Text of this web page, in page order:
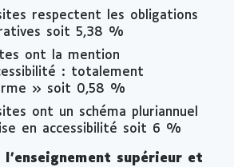
respectent les obligations
soit 5,38 %
ont la mention
: totalement
» soit 0,58 %
ont un schéma pluriannuel
en accessibilité soit 6 %
l’enseignement supérieur et